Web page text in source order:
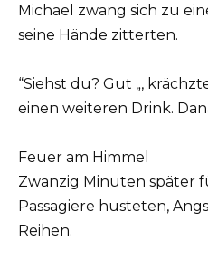
Michael zwang sich zu
seine Hände zitterten.
“Siehst du? Gut „,
einen weiteren Drink.
Feuer am Himmel
Zwanzig Minuten später
Passagiere husteten,
Reihen.